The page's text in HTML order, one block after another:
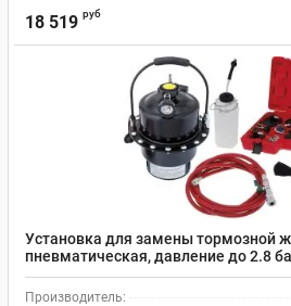
18 519 руб
Установка для замены тормозной
пневматическая, давление до 2.8
Станкоимпорт KA-6545
Производитель: